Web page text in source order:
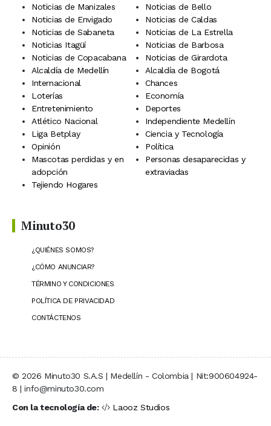
Noticias de Manizales
Noticias de Bello
Noticias de Envigado
Noticias de Caldas
Noticias de Sabaneta
Noticias de La Estrella
Noticias Itagüí
Noticias de Barbosa
Noticias de Copacabana
Noticias de Girardota
Alcaldía de Medellín
Alcaldía de Bogotá
Internacional
Chances
Loterías
Economía
Entretenimiento
Deportes
Atlético Nacional
Independiente Medellín
Liga Betplay
Ciencia y Tecnología
Opinión
Política
Mascotas perdidas y en
adopción
Personas desaparecidas y
extraviadas
Tejiendo Hogares
Minuto30
¿QUIÉNES SOMOS?
¿CÓMO ANUNCIAR?
TÉRMINO Y CONDICIONES
POLÍTICA DE PRIVACIDAD
CONTÁCTENOS
© 2026 Minuto30 S.A.S | Medellín - Colombia | Nit:900604924-
8 | info@minuto30.com
Con la tecnología de:
Laooz Studios